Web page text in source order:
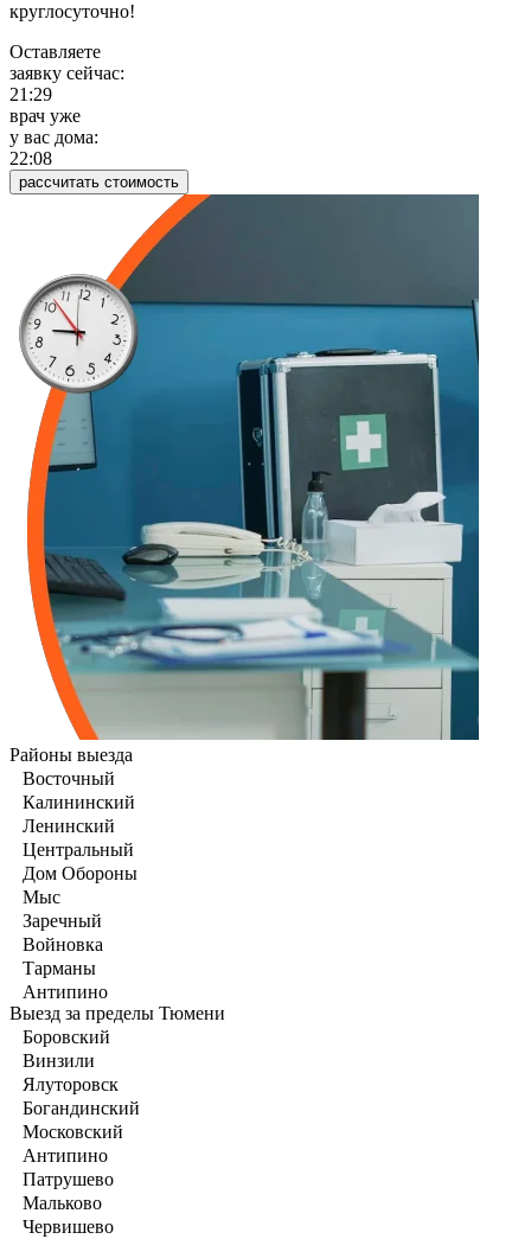
круглосуточно!
Оставляете
заявку сейчас:
21:29
врач уже
у вас дома:
22:08
рассчитать стоимость
Районы выезда
Восточный
Калининский
Ленинский
Центральный
Дом Обороны
Мыс
Заречный
Войновка
Тарманы
Антипино
Выезд за пределы Тюмени
Боровский
Винзили
Ялуторовск
Богандинский
Московский
Антипино
Патрушево
Мальково
Червишево